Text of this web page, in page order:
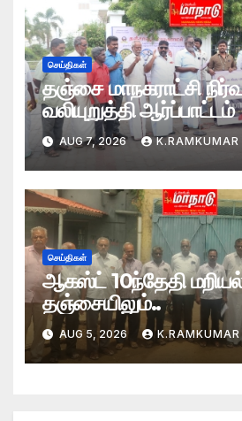
செய்திகள்
தஞ்சை மாநகராட்சி
வலியுறுத்தி ஆர்ப்பாட்டம்
AUG 7, 2026 K.RAMKUMAR
செய்திகள்
ஆகஸ்ட் 10ந்தேதி
தஞ்சையிலும்..
AUG 5, 2026 K.RAMKUMAR